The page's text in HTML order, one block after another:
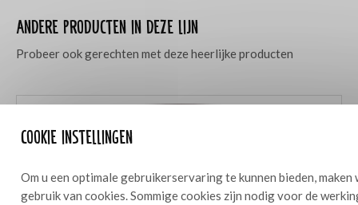
Cookie instellingen
Om u een optimale gebruikerservaring te kunnen bieden,
gebruik van cookies. Sommige cookies zijn nodig voor de
Andere producten in deze lijn
Probeer ook gerechten met deze heerlijke producten